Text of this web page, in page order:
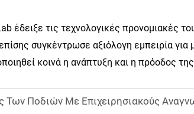
έδειξε τις τεχνολογικές προνομιακές
συγκέντρωσε αξιόλογη εμπειρία
κοινά η ανάπτυξη και η πρόοδος
Ποδιών Με Επιχειρησιακούς